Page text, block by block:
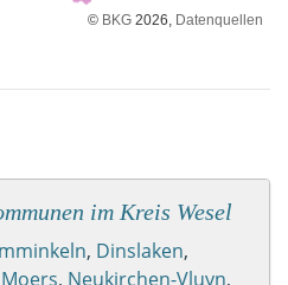
© BKG 2026, Datenquellen
im Kreis Wesel
, Dinslaken,
Moers, Neukirchen-Vluyn,